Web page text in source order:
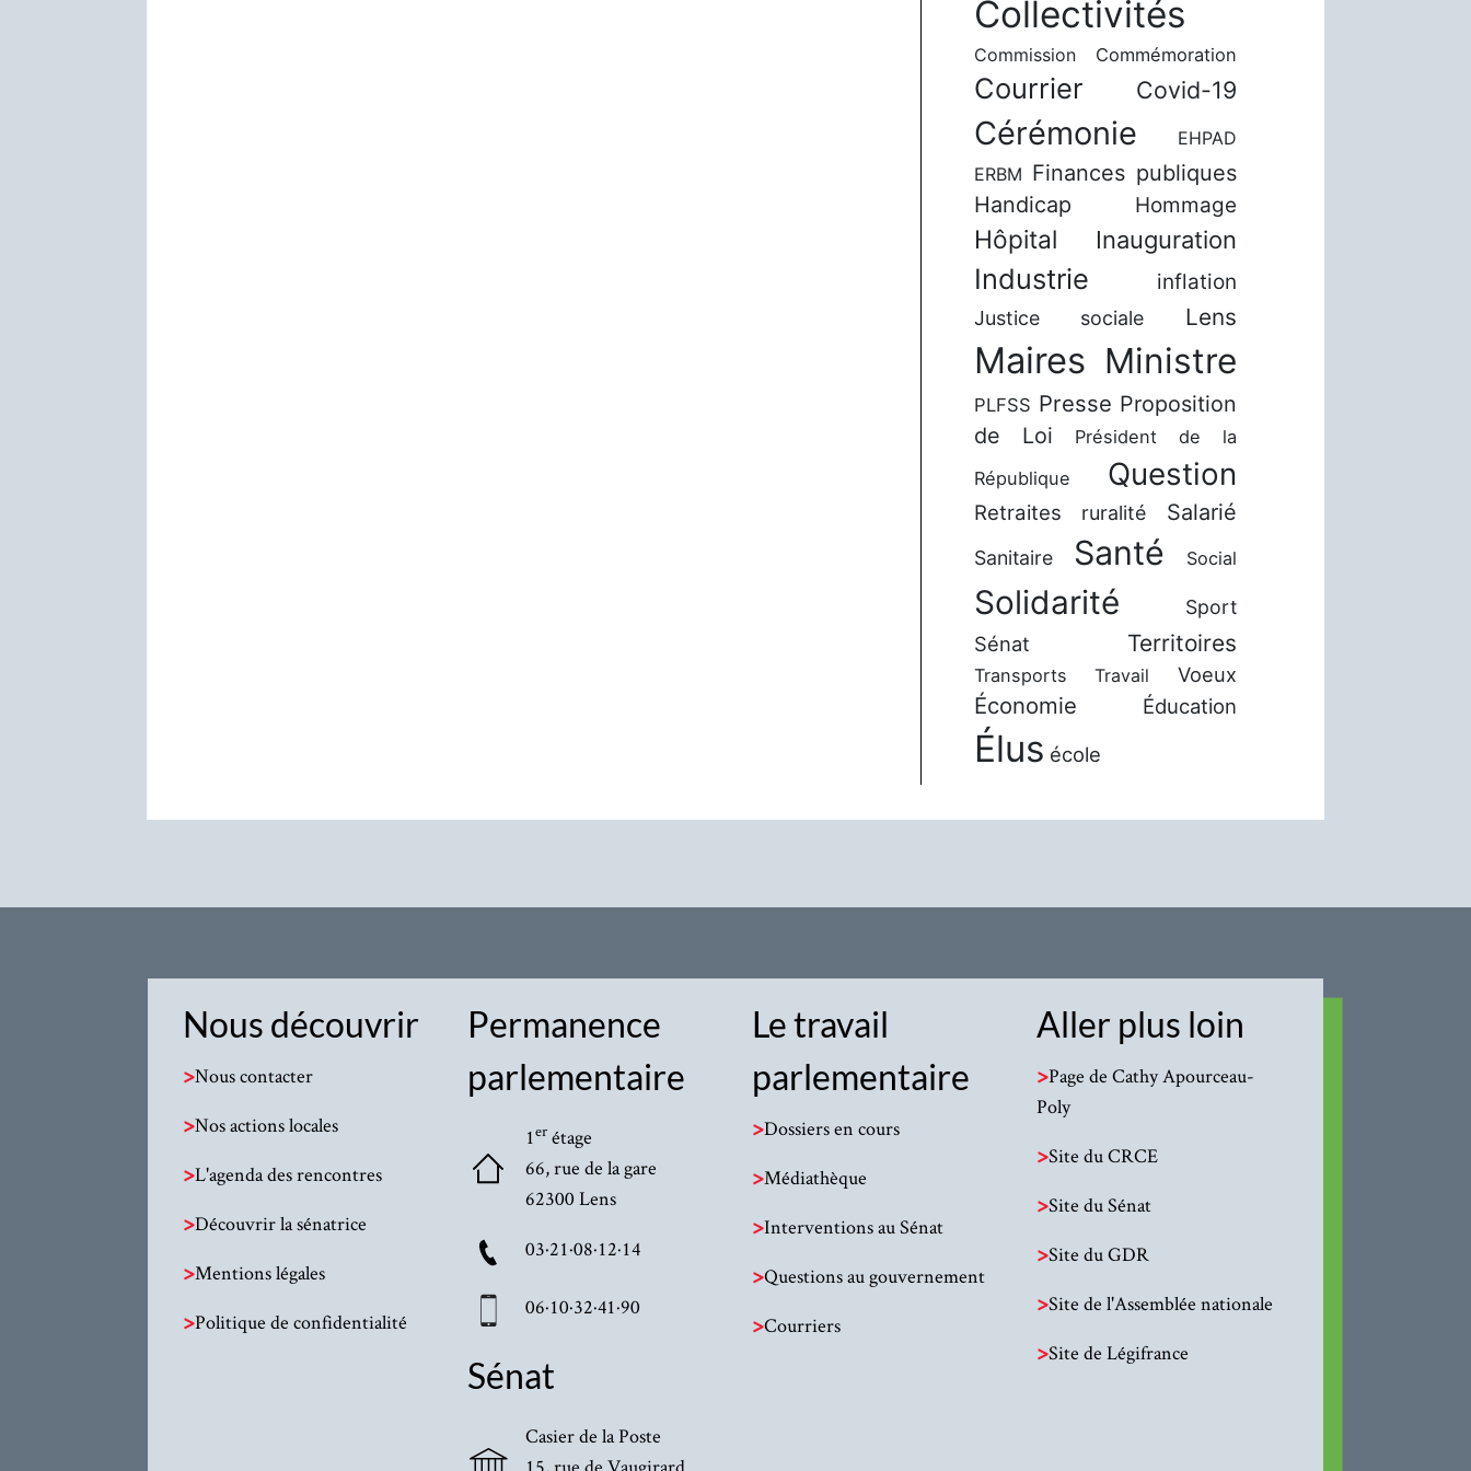
Collectivités
Commission Commémoration
Courrier Covid-19
Cérémonie
EHPAD
ERBM Finances publiques
Handicap
Hommage
Hôpital Inauguration
Industrie inflation
Justice sociale Lens
Maires Ministre
PLFSS Presse Proposition
de Loi
Président de la
République
Question
Retraites ruralité Salarié
Sanitaire Santé Social
Solidarité Sport
Sénat Territoires
Transports Travail Voeux
Économie Éducation
Élus école
Nous découvrir
>Nous contacter
>Nos actions locales
>L'agenda des rencontres
>Découvrir la sénatrice
>Mentions légales
>Politique de confidentialité
Permanence
parlementaire
1er étage
66, rue de la gare
62300 Lens
03·21·08·12·14
06·10·32·41·90
Sénat
Casier de la Poste
Le travail
parlementaire
>Dossiers en cours
>Médiathèque
>Interventions au Sénat
>Questions au gouvernement
>Courriers
Aller plus loin
>Page de Cathy Apourceau-
Poly
>Site du CRCE
>Site du Sénat
>Site du GDR
>Site de l'Assemblée nationale
>Site de Légifrance